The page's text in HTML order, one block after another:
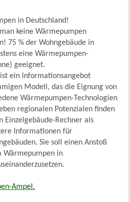
in Deutschland!
keine Wärmepumpen
75 % der Wohngebäude in
eine Wärmepumpen-
geeignet.
ein Informationsangebot
Modell, das die Eignung von
Wärmepumpen-Technologien
regionalen Potenzialen finden
Einzelgebäude-Rechner als
Informationen für
Sie soll einen Anstoß
Wärmepumpen in
Ampel.